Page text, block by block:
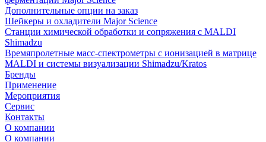
Дополнительные опции на заказ
Шейкеры и охладители Major Science
Станции химической обработки и сопряжения с MALDI
Shimadzu
Времяпролетные масс-спектрометры с ионизацией в матрице
MALDI и системы визуализации Shimadzu/Kratos
Бренды
Применение
Мероприятия
Сервис
Контакты
О компании
О компании